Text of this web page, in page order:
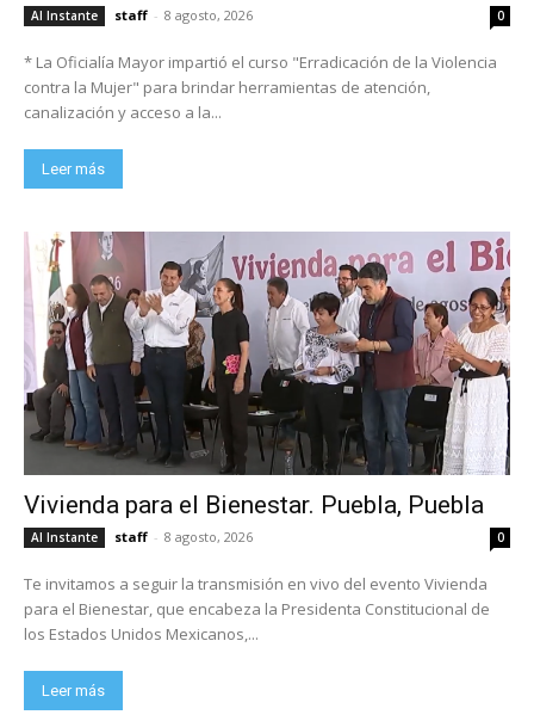
Al Instante staff - 8 agosto, 2026 0
* La Oficialía Mayor impartió el curso "Erradicación de la Violencia
contra la Mujer" para brindar herramientas de atención,
canalización y acceso a la...
Leer más
Vivienda para el Bienestar. Puebla, Puebla
Al Instante staff - 8 agosto, 2026 0
Te invitamos a seguir la transmisión en vivo del evento Vivienda
para el Bienestar, que encabeza la Presidenta Constitucional de
los Estados Unidos Mexicanos,...
Leer más